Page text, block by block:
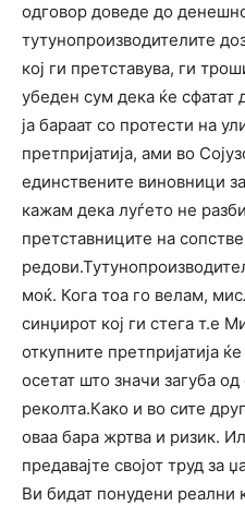
одговор доведе до
тутунопроизводителите
кој ги претставува, ги
убеден сум дека ќе сфатат
ја бараат со протести на
претпријатија, ами во
единствените виновници
кажам дека луѓето не
претставниците на
моќ. Кога тоа го велам,
синџирот кој ги стега т.е
откупните претпријатија
осетат што значи загуба
реколта.Како и во сите
оваа бара жртва и ризик.
предавајте својот труд за
Ви бидат понудени реални